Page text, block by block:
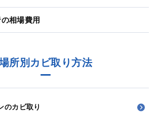
相場費用
所別カビ取り方法
のカビ取り